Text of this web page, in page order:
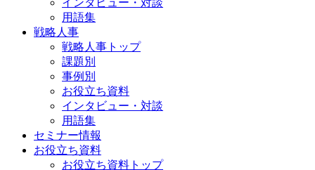
インタビュー・対談
用語集
戦略人事
戦略人事トップ
課題別
事例別
お役立ち資料
インタビュー・対談
用語集
セミナー情報
お役立ち資料
お役立ち資料トップ